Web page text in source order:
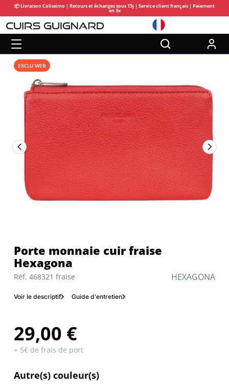
📦 Livraison Colissimo | Retours et échanges sous 15j | Service client français | Paiement
en 3x
HEXAGONA
Réf. 468321 fraise
Porte monnaie cuir fraise
Hexagona
Voir le descriptif Guide d'entretien
29,00 €
+ 5€ de frais de port
Autre(s) couleur(s)
EXCLU WEB